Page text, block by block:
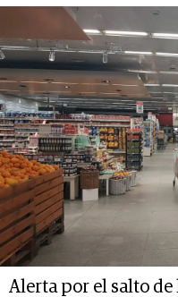
Alerta por el salto